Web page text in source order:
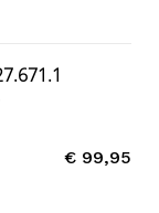
€ 99,95